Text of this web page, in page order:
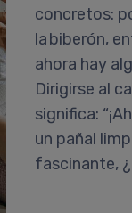
concretos:
la biberón,
ahora hay
Dirigirse al
significa:
un pañal
fascinante,